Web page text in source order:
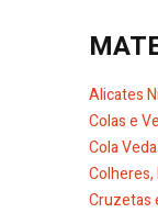
Alicates
Colas e
Cola
Colheres,
Cruzetas